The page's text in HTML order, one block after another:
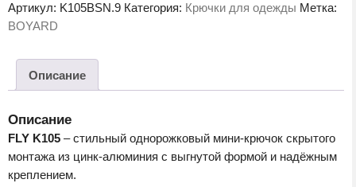
FLY
Артикул: K105BSN.9 Категория: Крючки для одежды Метка:
BOYARD
Описание
Описание
FLY K105 – стильный однорожковый мини-крючок скрытого
монтажа из цинк-алюминия с выгнутой формой и надёжным
креплением.